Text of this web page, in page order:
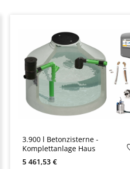
3.900 l Betonzisterne -
Komplettanlage Haus
Preço normal:
5 461,53 €